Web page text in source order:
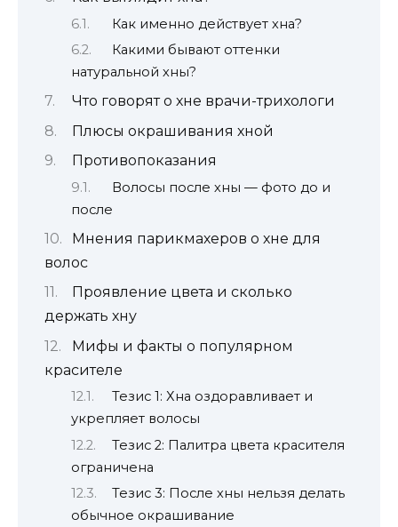
Как именно действует хна?
Какими бывают оттенки
натуральной хны?
Что говорят о хне врачи-трихологи
Плюсы окрашивания хной
Противопоказания
Волосы после хны — фото до и
после
Мнения парикмахеров о хне для
волос
Проявление цвета и сколько
держать хну
Мифы и факты о популярном
красителе
Тезис 1: Хна оздоравливает и
укрепляет волосы
Тезис 2: Палитра цвета красителя
ограничена
Тезис 3: После хны нельзя делать
обычное окрашивание